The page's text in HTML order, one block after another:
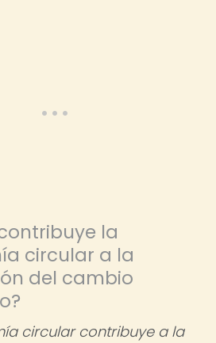
la
circular a la
del cambio
circular contribuye a la